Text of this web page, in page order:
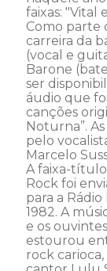
faixas: "Vital
Como parte
carreira da
(vocal e
Barone
ser
áudio que
canções
Noturna”.
pelo
Marcelo
A faixa-título
Rock foi
para a
1982. A
e os
estourou
rock